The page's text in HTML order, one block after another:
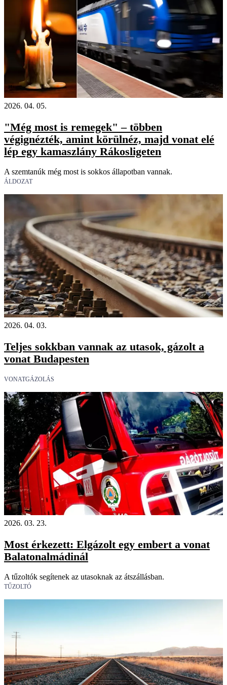
18+
2026. 04. 05.
"Még most is remegek" – többen
végignézték, amint körülnéz, majd vonat elé
lép egy kamaszlány Rákosligeten
A szemtanúk még most is sokkos állapotban vannak.
ÁLDOZAT
2026. 04. 03.
Teljes sokkban vannak az utasok, gázolt a
vonat Budapesten
VONATGÁZOLÁS
2026. 03. 23.
Most érkezett: Elgázolt egy embert a vonat
Balatonalmádinál
A tűzoltók segítenek az utasoknak az átszállásban.
TŰZOLTÓ